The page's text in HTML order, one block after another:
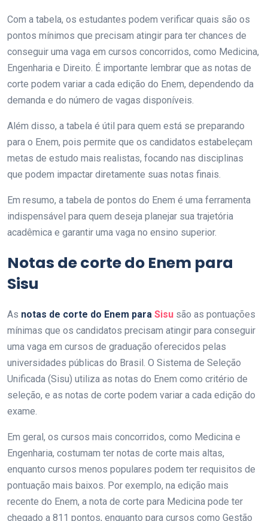
Com a tabela, os estudantes podem verificar quais são os
pontos mínimos que precisam atingir para ter chances de
conseguir uma vaga em cursos concorridos, como Medicina,
Engenharia e Direito. É importante lembrar que as notas de
corte podem variar a cada edição do Enem, dependendo da
demanda e do número de vagas disponíveis.
Além disso, a tabela é útil para quem está se preparando
para o Enem, pois permite que os candidatos estabeleçam
metas de estudo mais realistas, focando nas disciplinas
que podem impactar diretamente suas notas finais.
Em resumo, a tabela de pontos do Enem é uma ferramenta
indispensável para quem deseja planejar sua trajetória
acadêmica e garantir uma vaga no ensino superior.
Notas de corte do Enem para
Sisu
As notas de corte do Enem para Sisu são as pontuações
mínimas que os candidatos precisam atingir para conseguir
uma vaga em cursos de graduação oferecidos pelas
universidades públicas do Brasil. O Sistema de Seleção
Unificada (Sisu) utiliza as notas do Enem como critério de
seleção, e as notas de corte podem variar a cada edição do
exame.
Em geral, os cursos mais concorridos, como Medicina e
Engenharia, costumam ter notas de corte mais altas,
enquanto cursos menos populares podem ter requisitos de
pontuação mais baixos. Por exemplo, na edição mais
recente do Enem, a nota de corte para Medicina pode ter
chegado a 811 pontos, enquanto para cursos como Gestão